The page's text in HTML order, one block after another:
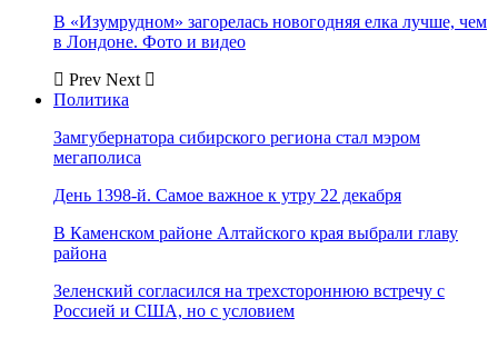
В «Изумрудном» загорелась новогодняя елка лучше, чем
в Лондоне. Фото и видео
Prev Next
Политика
Замгубернатора сибирского региона стал мэром
мегаполиса
День 1398-й. Самое важное к утру 22 декабря
В Каменском районе Алтайского края выбрали главу
района
Зеленский согласился на трехстороннюю встречу с
Россией и США, но с условием